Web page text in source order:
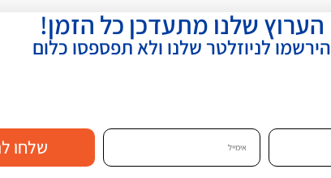
פרק אחרון
הערוץ שלנו מתעדכן כל הזמן!
הירשמו לניוזלטר שלנו ולא תפספסו כלום
שלחו